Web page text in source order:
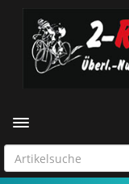
Toggle navigation